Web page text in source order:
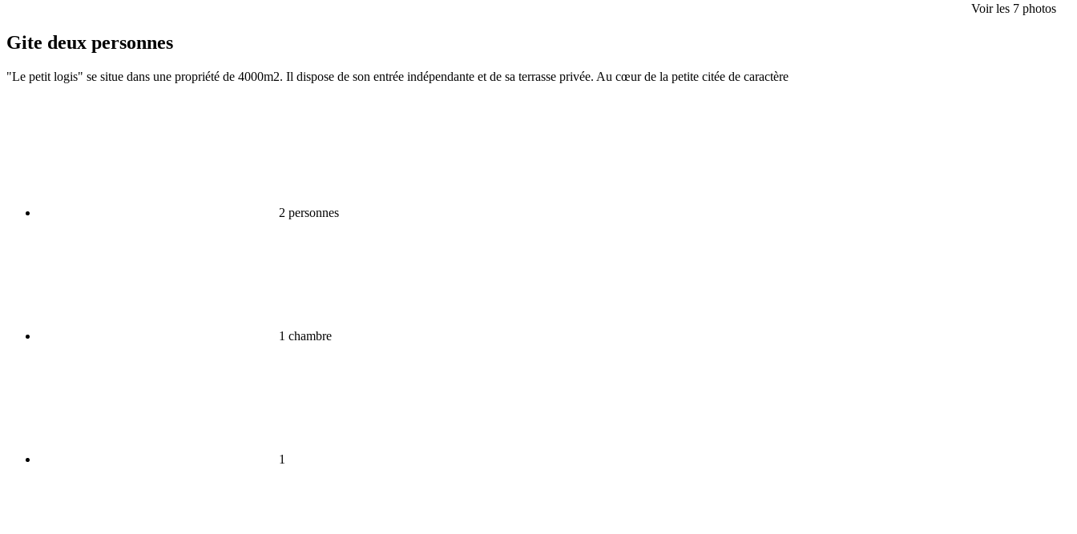
Voir les 7 photos
Gite deux personnes
"Le petit logis" se situe dans une propriété de 4000m2. Il dispose de son entrée indépendante et de sa terrasse privée. Au cœur de la petite citée de caractère
2 personnes
1 chambre
1